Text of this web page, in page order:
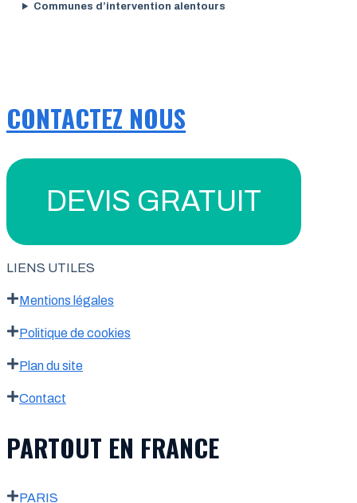
Communes d’intervention alentours
CONTACTEZ NOUS
DEVIS GRATUIT
LIENS UTILES
Mentions légales
Politique de cookies
Plan du site
Contact
PARTOUT EN FRANCE
PARIS